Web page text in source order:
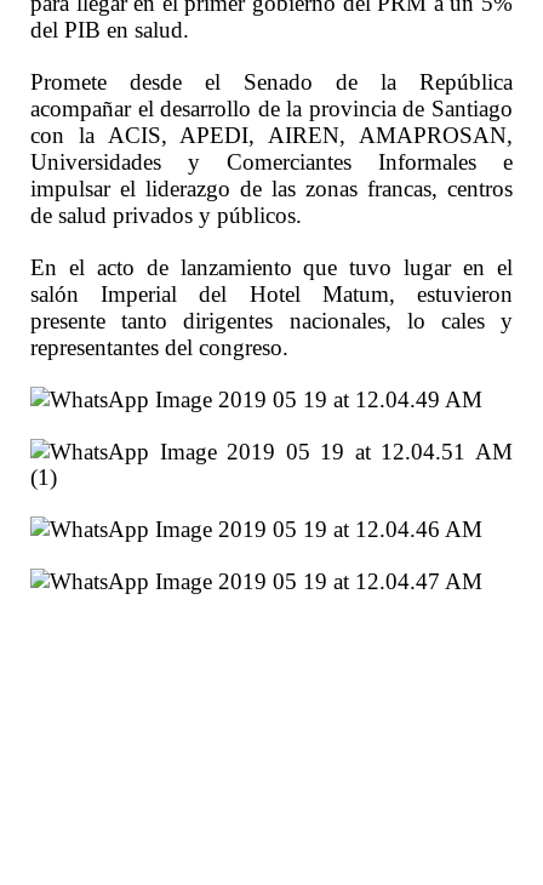
del PIB en salud.
Promete desde el Senado de la República
acompañar el desarrollo de la provincia de Santiago
con la ACIS, APEDI, AIREN, AMAPROSAN,
Universidades y Comerciantes Informales e
impulsar el liderazgo de las zonas francas, centros
de salud privados y públicos.
En el acto de lanzamiento que tuvo lugar en el
salón Imperial del Hotel Matum, estuvieron
presente tanto dirigentes nacionales, lo cales y
representantes del congreso.